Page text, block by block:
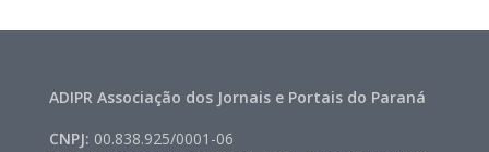
ADIPR Associação dos Jornais e Portais do Paraná
CNPJ: 00.838.925/0001-06